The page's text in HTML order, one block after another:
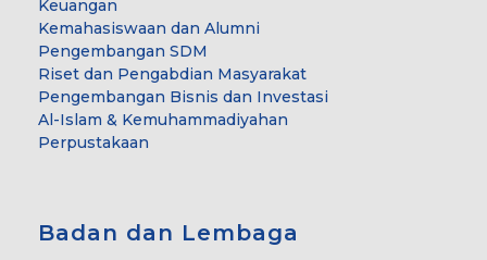
Keuangan
Kemahasiswaan dan Alumni
Pengembangan SDM
Riset dan Pengabdian Masyarakat
Pengembangan Bisnis dan Investasi
Al-Islam & Kemuhammadiyahan
Perpustakaan
Badan dan Lembaga